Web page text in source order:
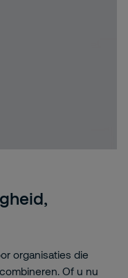
organisaties die
Of u nu